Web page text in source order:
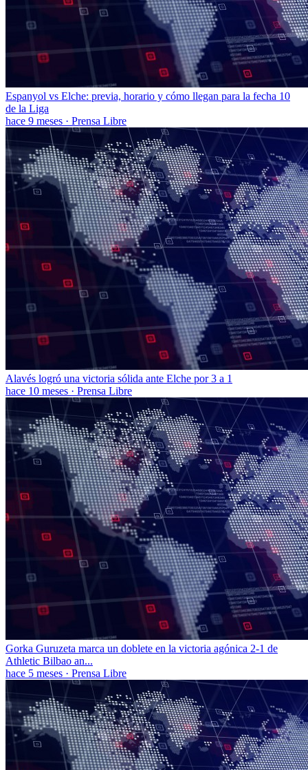
Espanyol vs Elche: previa, horario y cómo llegan para la fecha 10
de la Liga
hace 9 meses · Prensa Libre
Alavés logró una victoria sólida ante Elche por 3 a 1
hace 10 meses · Prensa Libre
Gorka Guruzeta marca un doblete en la victoria agónica 2-1 de
Athletic Bilbao an...
hace 5 meses · Prensa Libre